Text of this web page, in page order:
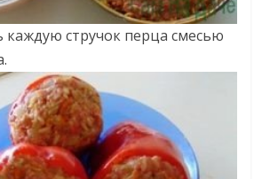
каждую стручок перца смесью